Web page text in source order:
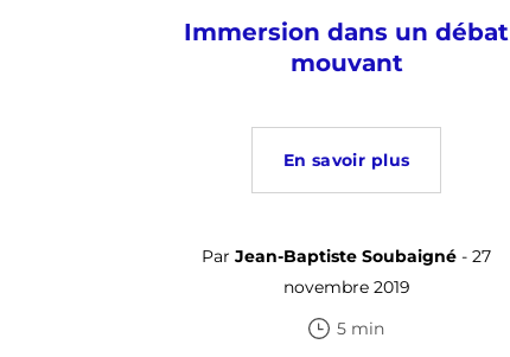
Immersion dans un débat
mouvant
En savoir plus
Par Jean-Baptiste Soubaigné - 27
novembre 2019
5 min